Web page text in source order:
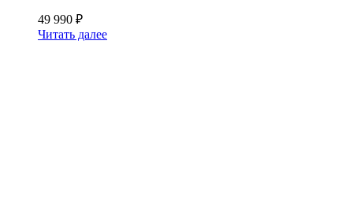
49 990 ₽
Читать далее